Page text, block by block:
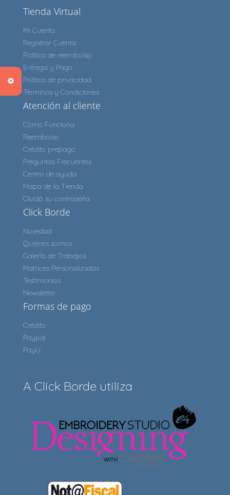
Tienda Virtual
Mi Cuenta
Registrar Cuenta
Política de reembolso
Entrega y Pago
Política de privacidad
Términos y Condiciones
Atención al cliente
Cómo Funciona
Reembolso
Crédito prepago
Preguntas Frecuentes
Centro de ayuda
Mapa de la Tienda
Olvidó su contraseña
Click Borde
Novedad
Quienes somos
Galería de Trabajos
Matrices Personalizadas
Testimonios
Newsletter
Formas de pago
Crédito
Paypal
PayU
A Click Borde utiliza